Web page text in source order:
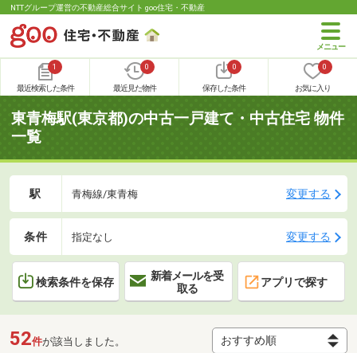
NTTグループ運営の不動産総合サイト goo住宅・不動産
1
最近検索した条件
0
最近見た物件
0
保存した条件
0
お気に入り
東青梅駅(東京都)の中古一戸建て・中古住宅 物件
一覧
駅 青梅線/東青梅 変更する
条件 指定なし 変更する
検索条件を保存
新着メールを受
取る
アプリで探す
52件が該当しました。